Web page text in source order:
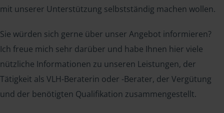
mit unserer Unterstützung selbstständig machen wollen.
Sie würden sich gerne über unser Angebot informieren?
Ich freue mich sehr darüber und habe Ihnen hier viele
nützliche Informationen zu unseren Leistungen, der
Tätigkeit als VLH-Beraterin oder -Berater, der Vergütung
und der benötigten Qualifikation zusammengestellt.